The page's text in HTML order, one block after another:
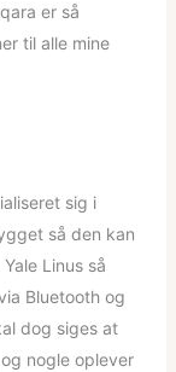
er så
til alle mine
sig i
så den kan
Linus så
Bluetooth og
dog siges at
nogle oplever